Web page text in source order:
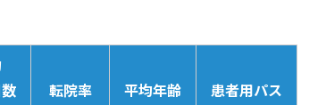
転院率 平均年齢 患者用パス